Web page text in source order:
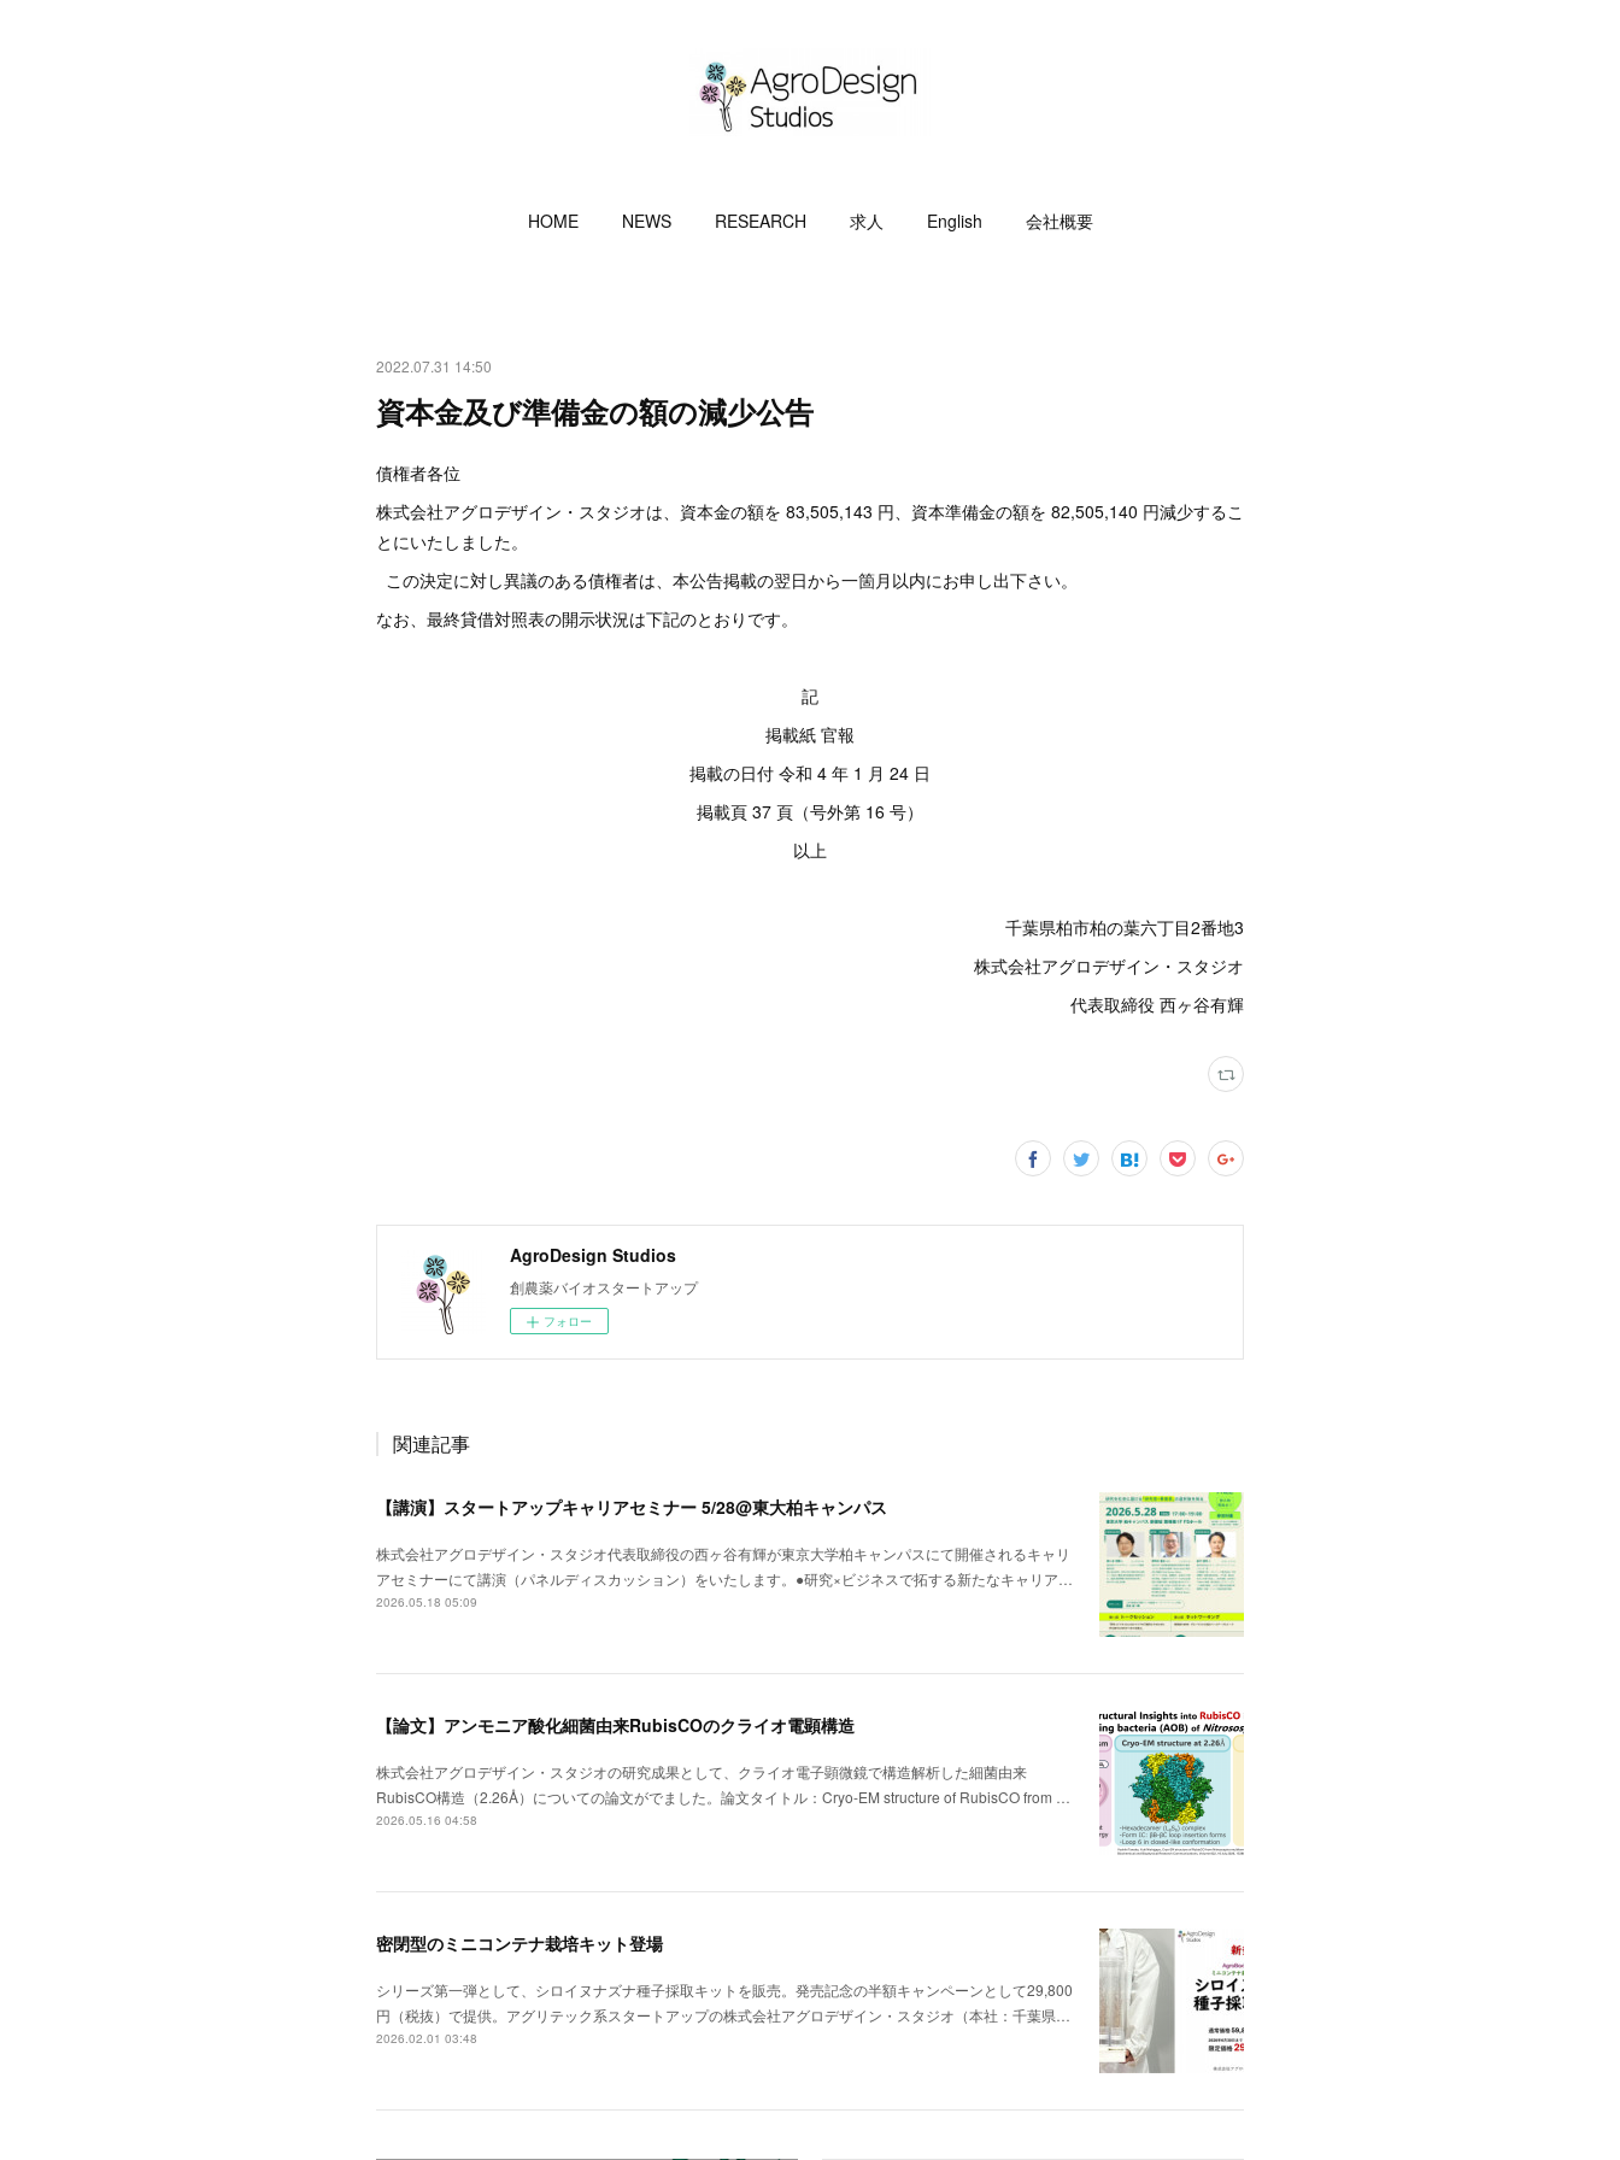
HOME NEWS RESEARCH 求人 English 会社概要
2022.07.31 14:50
資本金及び準備金の額の減少公告
債権者各位
株式会社アグロデザイン・スタジオは、資本金の額を 83,505,143 円、資本準備金の額を 82,505,140 円減少するこ
とにいたしました。
この決定に対し異議のある債権者は、本公告掲載の翌日から一箇月以内にお申し出下さい。
なお、最終貸借対照表の開示状況は下記のとおりです。
記
掲載紙 官報
掲載の日付 令和 4 年 1 月 24 日
掲載頁 37 頁（号外第 16 号）
以上
千葉県柏市柏の葉六丁目2番地3
株式会社アグロデザイン・スタジオ
代表取締役 西ヶ谷有輝
AgroDesign Studios
創農薬バイオスタートアップ
フォロー
関連記事
【講演】スタートアップキャリアセミナー 5/28@東大柏キャンパス
株式会社アグロデザイン・スタジオ代表取締役の西ヶ谷有輝が東京大学柏キャンパスにて開催されるキャリ
アセミナーにて講演（パネルディスカッション）をいたします。●研究×ビジネスで拓する新たなキャリア…
2026.05.18 05:09
【論文】アンモニア酸化細菌由来RubisCOのクライオ電顕構造
株式会社アグロデザイン・スタジオの研究成果として、クライオ電子顕微鏡で構造解析した細菌由来
RubisCO構造（2.26Å）についての論文がでました。論文タイトル：Cryo-EM structure of RubisCO from …
2026.05.16 04:58
密閉型のミニコンテナ栽培キット登場
シリーズ第一弾として、シロイヌナズナ種子採取キットを販売。発売記念の半額キャンペーンとして29,800
円（税抜）で提供。アグリテック系スタートアップの株式会社アグロデザイン・スタジオ（本社：千葉県…
2026.02.01 03:48